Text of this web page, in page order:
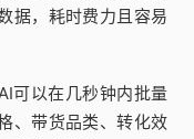
据，耗时费力且容易
可以在几秒钟内批量
、带货品类、转化效